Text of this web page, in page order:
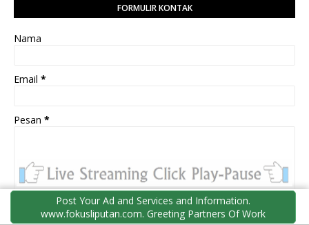
FORMULIR KONTAK
Nama
Email *
Pesan *
Post Your Ad and Services and Information.
www.fokusliputan.com. Greeting Partners Of Work